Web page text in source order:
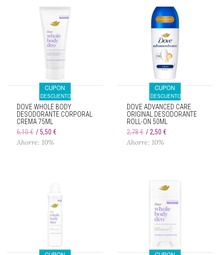
CUPON
DESCUENTO
DOVE WHOLE BODY
DESODORANTE CORPORAL
CREMA 75ML
6,10 €
5,50 €
Ahorre: 10%
CUPON
DESCUENTO
DOVE ADVANCED CARE
ORIGINAL DESODORANTE
ROLL-ON 50ML
2,78 €
2,50 €
Ahorre: 10%